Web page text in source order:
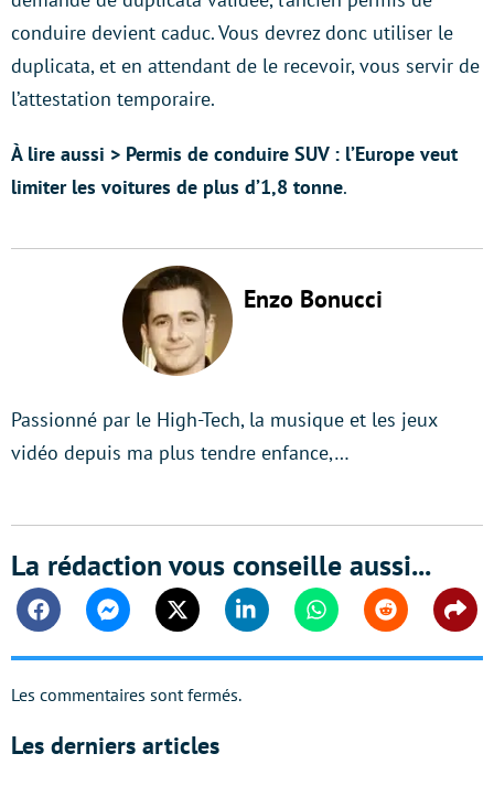
conduire devient caduc. Vous devrez donc utiliser le
duplicata, et en attendant de le recevoir, vous servir de
l’attestation temporaire.
À lire aussi > Permis de conduire SUV : l’Europe veut
limiter les voitures de plus d’1,8 tonne.
Enzo Bonucci
Passionné par le High-Tech, la musique et les jeux
vidéo depuis ma plus tendre enfance,…
La rédaction vous conseille aussi...
FacebookMessengerTwitter Linkedin WhatsappReddit
Les commentaires sont fermés.
Les derniers articles